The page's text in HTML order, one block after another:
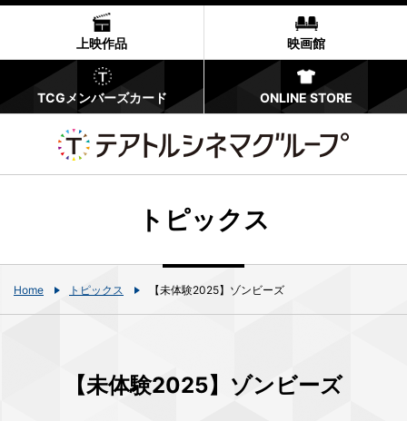
上映作品 映画館
TCGメンバーズカード ONLINE STORE
トピックス
Home トピックス 【未体験2025】ゾンビーズ
【未体験2025】ゾンビーズ